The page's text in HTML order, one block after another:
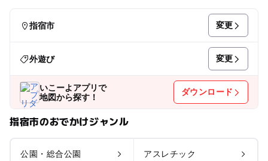
指宿市 変更
外遊び 変更
いこーよアプリで
地図から探す！
ダウンロード
指宿市のおでかけジャンル
公園・総合公園 アスレチック